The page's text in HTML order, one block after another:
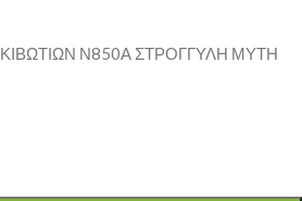
Ν850Α ΣΤΡΟΓΓΥΛΗ ΜΥΤΗ